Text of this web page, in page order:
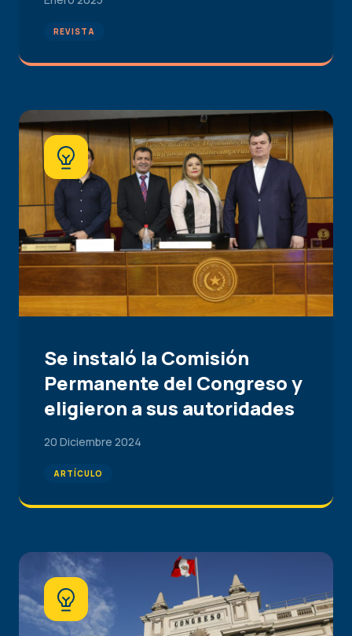
REVISTA
Se instaló la Comisión
Permanente del Congreso y
eligieron a sus autoridades
20 Diciembre 2024
ARTÍCULO